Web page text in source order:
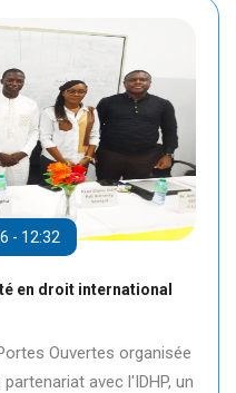
- 12:32
en droit international
Ouvertes organisée
partenariat avec l'IDHP, un